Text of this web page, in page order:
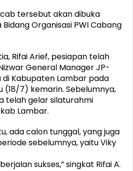
tersebut akan dibuka
Organisasi PWI Cabang
Rifai Arief, pesiapan telah
General Manager JP-
di Kabupaten Lambar pada
(18/7) kemarin. Sebelumnya,
telah gelar silaturahmi
Lambar.
ada calon tunggal, yang juga
sebelumnya, yaitu Viky
sukses,” singkat Rifai A.